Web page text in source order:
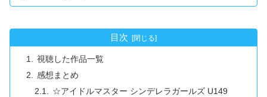
目次
視聴した作品一覧
感想まとめ
☆アイドルマスター シンデレラガールズ U149